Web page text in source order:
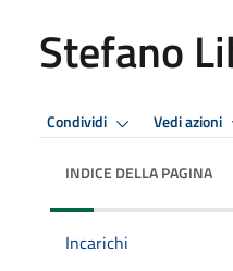
Stefano
Condividi Vedi azioni
INDICE DELLA PAGINA
Incarichi